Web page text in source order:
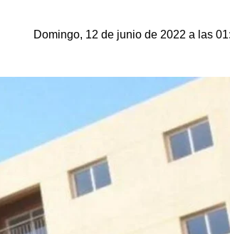
Domingo, 12 de junio de 2022 a las